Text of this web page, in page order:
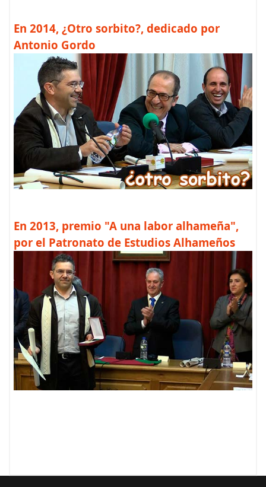
En 2014, ¿Otro sorbito?, dedicado por
Antonio Gordo
En 2013, premio "A una labor alhameña",
por el Patronato de Estudios Alhameños